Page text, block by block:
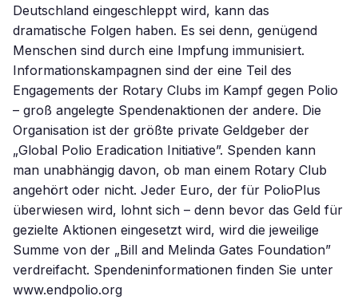
Deutschland eingeschleppt wird, kann das
dramatische Folgen haben. Es sei denn, genügend
Menschen sind durch eine Impfung immunisiert.
Informationskampagnen sind der eine Teil des
Engagements der Rotary Clubs im Kampf gegen Polio
– groß angelegte Spendenaktionen der andere. Die
Organisation ist der größte private Geldgeber der
„Global Polio Eradication Initiative”. Spenden kann
man unabhängig davon, ob man einem Rotary Club
angehört oder nicht. Jeder Euro, der für PolioPlus
überwiesen wird, lohnt sich – denn bevor das Geld für
gezielte Aktionen eingesetzt wird, wird die jeweilige
Summe von der „Bill and Melinda Gates Foundation”
verdreifacht. Spendeninformationen finden Sie unter
www.endpolio.org